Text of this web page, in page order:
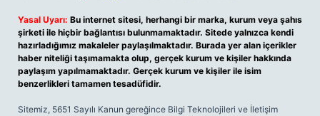
Yasal Uyarı: Bu internet sitesi, herhangi bir marka, kurum veya şahıs
şirketi ile hiçbir bağlantısı bulunmamaktadır. Sitede yalnızca kendi
hazırladığımız makaleler paylaşılmaktadır. Burada yer alan içerikler
haber niteliği taşımamakta olup, gerçek kurum ve kişiler hakkında
paylaşım yapılmamaktadır. Gerçek kurum ve kişiler ile isim
benzerlikleri tamamen tesadüfidir.
Sitemiz, 5651 Sayılı Kanun gereğince Bilgi Teknolojileri ve İletişim